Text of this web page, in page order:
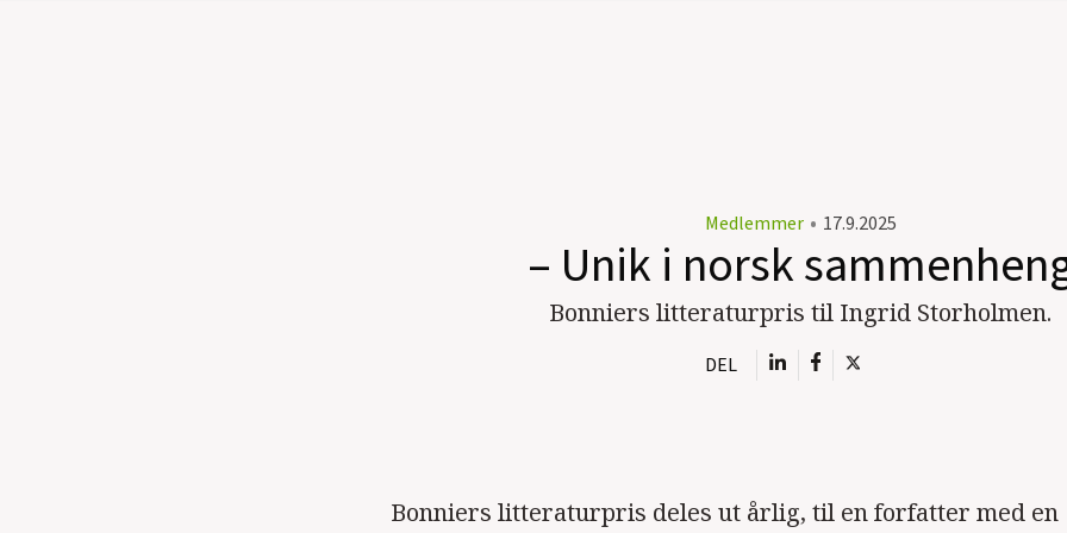
Medlemmer • 17.9.2025
– Unik i norsk
Bonniers litteraturpris til Ingrid Storholmen.
DEL
Bonniers litteraturpris deles ut årlig, til en forfatter med en